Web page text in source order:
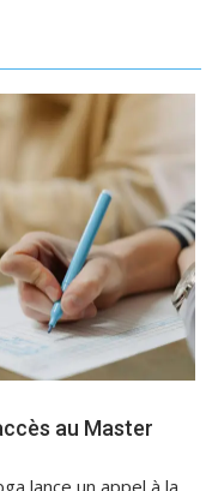
au Master